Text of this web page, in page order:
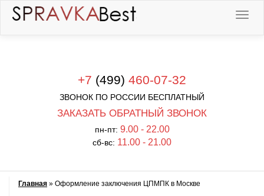
+7 (499) 460-07-32
ЗВОНОК ПО РОССИИ БЕСПЛАТНЫЙ
ЗАКАЗАТЬ ОБРАТНЫЙ ЗВОНОК
пн-пт: 9.00 - 22.00
сб-вс: 11.00 - 21.00
Главная » Оформление заключения ЦПМПК в Москве